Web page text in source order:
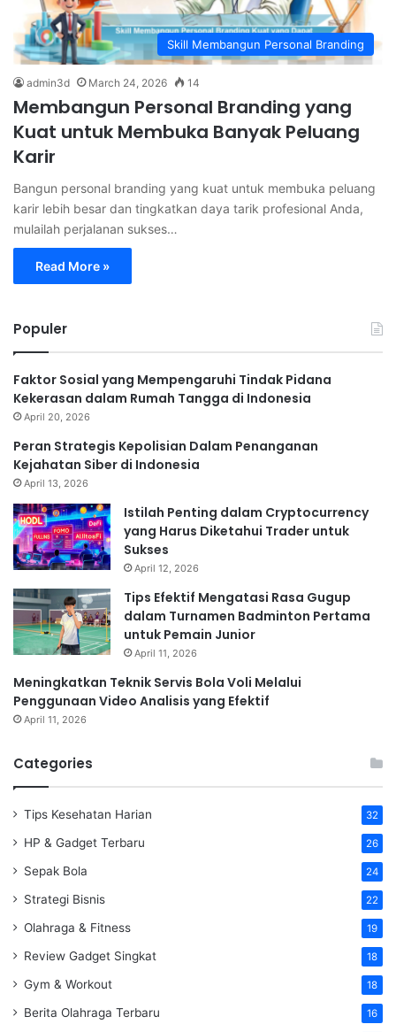
Skill Membangun Personal Branding
admin3d March 24, 2026 14
Membangun Personal Branding yang
Kuat untuk Membuka Banyak Peluang
Karir
Bangun personal branding yang kuat untuk membuka peluang
karir lebih besar dan tingkatkan daya tarik profesional Anda,
mulailah perjalanan sukses…
Read More »
Populer
Faktor Sosial yang Mempengaruhi Tindak Pidana
Kekerasan dalam Rumah Tangga di Indonesia
April 20, 2026
Peran Strategis Kepolisian Dalam Penanganan
Kejahatan Siber di Indonesia
April 13, 2026
Istilah Penting dalam Cryptocurrency
yang Harus Diketahui Trader untuk
Sukses
April 12, 2026
Tips Efektif Mengatasi Rasa Gugup
dalam Turnamen Badminton Pertama
untuk Pemain Junior
April 11, 2026
Meningkatkan Teknik Servis Bola Voli Melalui
Penggunaan Video Analisis yang Efektif
April 11, 2026
Categories
Tips Kesehatan Harian 32
HP & Gadget Terbaru 26
Sepak Bola 24
Strategi Bisnis 22
Olahraga & Fitness 19
Review Gadget Singkat 18
Gym & Workout 18
Berita Olahraga Terbaru 16